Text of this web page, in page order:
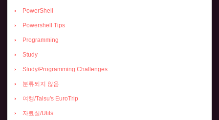
PowerShell
Powershell Tips
Programming
Study
Study/Programming Challenges
분류되지 않음
여행/Talsu's EuroTrip
자료실/Utils